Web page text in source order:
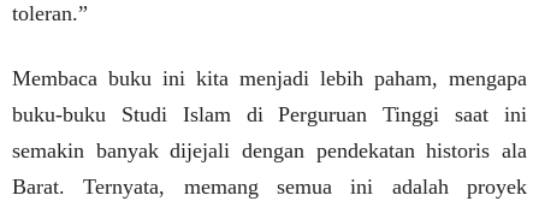
toleran.”
Membaca buku ini kita menjadi lebih paham, mengapa
buku-buku Studi Islam di Perguruan Tinggi saat ini
semakin banyak dijejali dengan pendekatan historis ala
Barat. Ternyata, memang semua ini adalah proyek